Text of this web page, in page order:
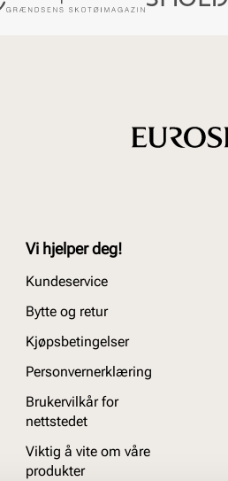
Vi hjelper deg!
Kundeservice
Bytte og retur
Kjøpsbetingelser
Personvernerklæring
Brukervilkår for
nettstedet
Viktig å vite om våre
produkter